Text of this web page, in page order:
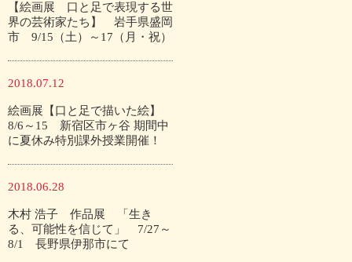
【絵画展 口と足で表現する世
界の芸術家たち】 岩手県盛岡
市 9/15（土）～17（月・祝）
2018.07.12
絵画展【口と足で描いた絵】
8/6～15 新宿区市ヶ谷 期間中
に夏休み特別課外授業開催！
2018.06.28
木村 浩子 作品展 「生き
る、可能性を信じて」 7/27～
8/1 長野県伊那市にて